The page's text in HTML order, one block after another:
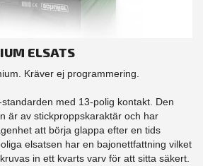
ELSATS
Kräver ej programmering.
med 13-polig kontakt. Den
är av stickproppskaraktär och har
att börja glappa efter en tids
elsatsen har en bajonettfattning vilket
in ett kvarts varv för att sitta säkert.